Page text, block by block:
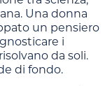
Una donna
un pensiero
i
da soli.
di fondo.